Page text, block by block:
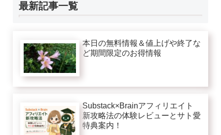
最新記事一覧
本日の無料情報＆値上げや終了な
ど期間限定のお得情報
Substack×Brainアフィリエイト
新攻略法の体験レビューとサト愛
特典案内！